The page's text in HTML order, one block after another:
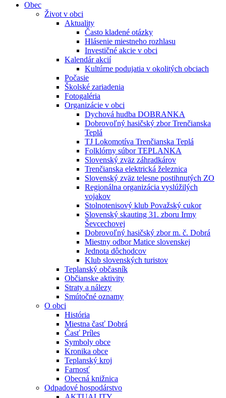
Obec
Život v obci
Aktuality
Často kladené otázky
Hlásenie miestneho rozhlasu
Investičné akcie v obci
Kalendár akcií
Kultúrne podujatia v okolitých obciach
Počasie
Školské zariadenia
Fotogaléria
Organizácie v obci
Dychová hudba DOBRANKA
Dobrovoľný hasičský zbor Trenčianska
Teplá
TJ Lokomotíva Trenčianska Teplá
Folklórny súbor TEPLANKA
Slovenský zväz záhradkárov
Trenčianska elektrická železnica
Slovenský zväz telesne postihnutých ZO
Regionálna organizácia vyslúžilých
vojakov
Stolnotenisový klub Považský cukor
Slovenský skauting 31. zboru Irmy
Ševcechovej
Dobrovoľný hasičský zbor m. č. Dobrá
Miestny odbor Matice slovenskej
Jednota dôchodcov
Klub slovenských turistov
Teplanský občasník
Občianske aktivity
Straty a nálezy
Smútočné oznamy
O obci
História
Miestna časť Dobrá
Časť Príles
Symboly obce
Kronika obce
Teplanský kroj
Farnosť
Obecná knižnica
Odpadové hospodárstvo